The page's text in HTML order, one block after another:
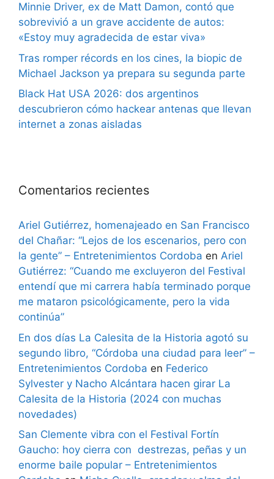
Minnie Driver, ex de Matt Damon, contó que
sobrevivió a un grave accidente de autos:
«Estoy muy agradecida de estar viva»
Tras romper récords en los cines, la biopic de
Michael Jackson ya prepara su segunda parte
Black Hat USA 2026: dos argentinos
descubrieron cómo hackear antenas que llevan
internet a zonas aisladas
Comentarios recientes
Ariel Gutiérrez, homenajeado en San Francisco
del Chañar: “Lejos de los escenarios, pero con
la gente” – Entretenimientos Cordoba en Ariel
Gutiérrez: “Cuando me excluyeron del Festival
entendí que mi carrera había terminado porque
me mataron psicológicamente, pero la vida
continúa”
En dos días La Calesita de la Historia agotó su
segundo libro, “Córdoba una ciudad para leer” –
Entretenimientos Cordoba en Federico
Sylvester y Nacho Alcántara hacen girar La
Calesita de la Historia (2024 con muchas
novedades)
San Clemente vibra con el Festival Fortín
Gaucho: hoy cierra con destrezas, peñas y un
enorme baile popular – Entretenimientos